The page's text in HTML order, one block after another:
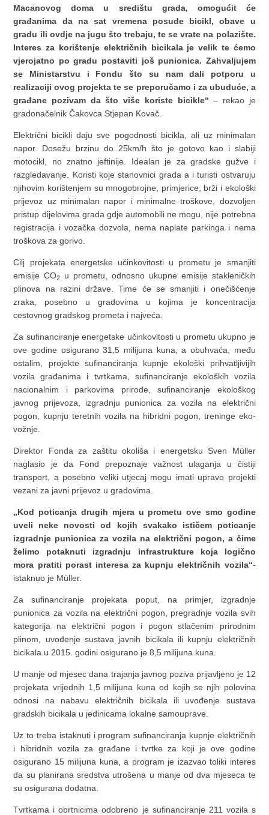
Macanovog doma u središtu grada, omogućit će
građanima da na sat vremena posude bicikl, obave u
gradu ili ovdje na jugu što trebaju, te se vrate na polazište.
Interes za korištenje električnih bicikala je velik te ćemo
vjerojatno po gradu postaviti još punionica. Zahvaljujem
se Ministarstvu i Fondu što su nam dali potporu u
realizaciji ovog projekta te se preporučamo i za ubuduće, a
građane pozivam da što više koriste bicikle“– rekao je
gradonačelnik Čakovca Stjepan Kovač.
Električni bicikli daju sve pogodnosti bicikla, ali uz minimalan
napor. Dosežu brzinu do 25km/h što je gotovo kao i slabiji
motocikl, no znatno jeftinije. Idealan je za gradske gužve i
razgledavanje. Koristi koje stanovnici grada a i turisti ostvaruju
njihovim korištenjem su mnogobrojne, primjerice, brži i ekološki
prijevoz uz minimalan napor i minimalne troškove, dozvoljen
pristup dijelovima grada gdje automobili ne mogu, nije potrebna
registracija i vozačka dozvola, nema naplate parkinga i nema
troškova za gorivo.
Cilj projekata energetske učinkovitosti u prometu je smanjiti
emisije CO2
u prometu, odnosno ukupne emisije stakleničkih
plinova na razini države. Time će se smanjiti i onečišćenje
zraka, posebno u gradovima u kojima je koncentracija
cestovnog gradskog prometa i najveća.
Za sufinanciranje energetske učinkovitosti u prometu ukupno je
ove godine osigurano 31,5 milijuna kuna, a obuhvaća, među
ostalim, projekte sufinanciranja kupnje ekološki prihvatljivijih
vozila građanima i tvrtkama, sufinanciranje ekoloških vozila
nacionalnim i parkovima prirode, sufinanciranje ekološkog
javnog prijevoza, izgradnju punionica za vozila na električni
pogon, kupnju teretnih vozila na hibridni pogon, treninge eko-
vožnje.
Direktor Fonda za zaštitu okoliša i energetsku Sven Müller
naglasio je da Fond prepoznaje važnost ulaganja u čistiji
transport, a posebno veliki utjecaj mogu imati upravo projekti
vezani za javni prijevoz u gradovima.
„Kod poticanja drugih mjera u prometu ove smo godine
uveli neke novosti od kojih svakako ističem poticanje
izgradnje punionica za vozila na električni pogon, a čime
želimo potaknuti izgradnju infrastrukture koja logično
mora pratiti porast interesa za kupnju električnih vozila“-
istaknuo je Müller.
Za sufinanciranje projekata poput, na primjer, izgradnje
punionica za vozila na električni pogon, pregradnje vozila svih
kategorija na električni pogon i pogon stlačenim prirodnim
plinom, uvođenje sustava javnih bicikala ili kupnju električnih
bicikala u 2015. godini osigurano je 8,5 milijuna kuna.
U manje od mjesec dana trajanja javnog poziva prijavljeno je 12
projekata vrijednih 1,5 milijuna kuna od kojih se njih polovina
odnosi na nabavu električnih bicikala ili uvođenje sustava
gradskih bicikala u jedinicama lokalne samouprave.
Uz to treba istaknuti i program sufinanciranja kupnje električnih
i hibridnih vozila za građane i tvrtke za koji je ove godine
osigurano 15 milijuna kuna, a program je izazvao toliki interes
da su planirana sredstva utrošena u manje od dva mjeseca te
su osigurana dodatna.
Tvrtkama i obrtnicima odobreno je sufinanciranje 211 vozila s